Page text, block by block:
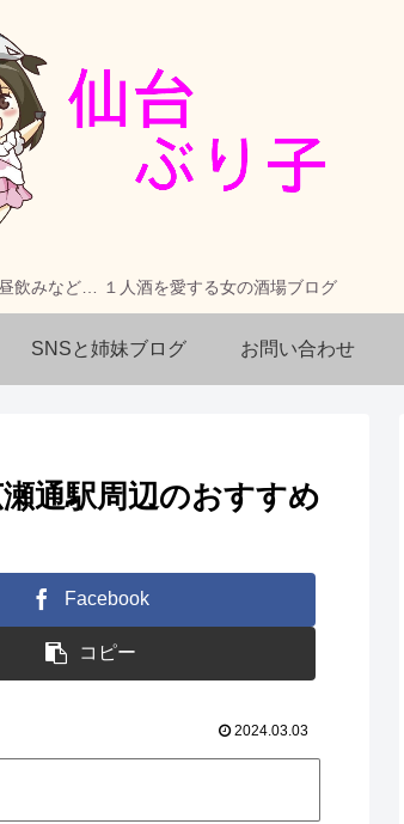
飲みなど… １人酒を愛する女の酒場ブログ
SNSと姉妹ブログ お問い合わせ
通駅周辺のおすすめ
Facebook
コピー
2024.03.03